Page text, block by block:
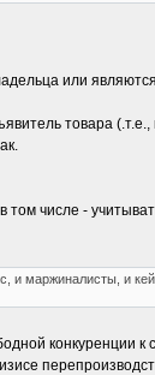
или
товара
числе -
маржиналисты, и
конкуренции